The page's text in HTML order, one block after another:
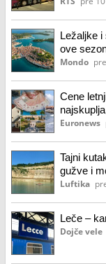
Ležaljke
ove
Mondo
Cene
Euronews
Tajni
gužve i
Luftika
Leče –
Dojče vele